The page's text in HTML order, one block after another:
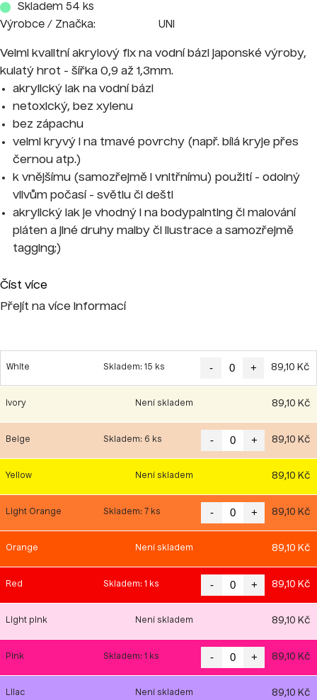
Skladem 54 ks
Výrobce / Značka:
UNI
Velmi kvalitní akrylový fix na vodní bázi japonské výroby,
kulatý hrot - šířka 0,9 až 1,3mm.
akrylický lak na vodní bázi
netoxický, bez xylenu
bez zápachu
velmi kryvý i na tmavé povrchy (např. bílá kryje přes
černou atp.)
k vnějšímu (samozřejmě i vnitřnímu) použití - odolný
vlivům počasí - světlu či dešti
akrylický lak je vhodný i na bodypainting či malování
pláten a jiné druhy malby či ilustrace a samozřejmě
tagging;)
Číst více
Přejít na více informací
White Skladem: 15 ks - + 89,10 Kč
Ivory Není skladem 89,10 Kč
Beige Skladem: 6 ks - + 89,10 Kč
Yellow Není skladem 89,10 Kč
Light Orange Skladem: 7 ks - + 89,10 Kč
Orange Není skladem 89,10 Kč
Red Skladem: 1 ks - + 89,10 Kč
Light pink Není skladem 89,10 Kč
Pink Skladem: 1 ks - + 89,10 Kč
Lilac Není skladem 89,10 Kč